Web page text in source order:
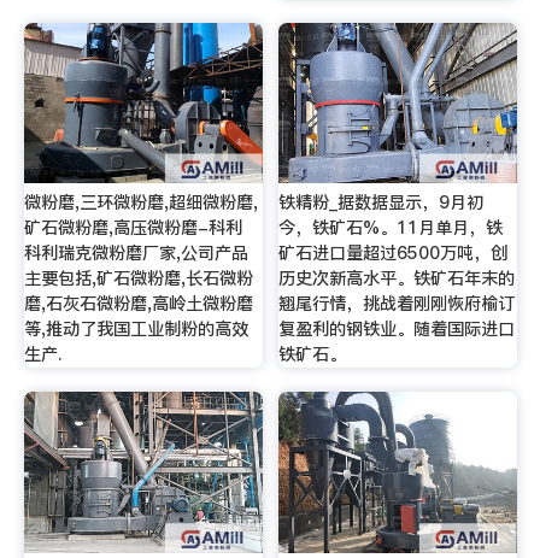
微粉磨,三环微粉磨,超细微粉磨,
矿石微粉磨,高压微粉磨-科利
科利瑞克微粉磨厂家,公司产品
主要包括,矿石微粉磨,长石微粉
磨,石灰石微粉磨,高岭土微粉磨
等,推动了我国工业制粉的高效
生产.
铁精粉_据数据显示，9月初
今，铁矿石%。11月单月，铁
矿石进口量超过6500万吨，创
历史次新高水平。铁矿石年末的
翘尾行情，挑战着刚刚恢府榆订
复盈利的钢铁业。随着国际进口
铁矿石。